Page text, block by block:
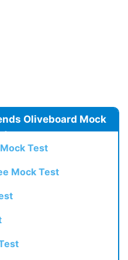
Oliveboard Mock
Test
Mock Test